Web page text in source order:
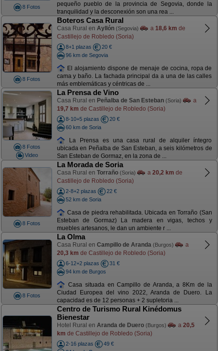
8 Fotos
pequeño pueblo de la provincia de Segovia, donde la
tranquilidad y la desconexión son una rea ...
8 Fotos
Boteros Casa Rural
Casa Rural en Ayllón (Segovia) a 18,6 km de
Castillejo de Robledo (Soria)
8+1 plazas
20 €
96 km de Segovia
El alojamiento dispone de menaje de cocina, ropa de
cama y baño. La fachada principal da a una de las calles
más emblemáticas y céntricas de ...
8 Fotos
Video
La Prensa de Vino
Casa Rural en Peñalba de San Esteban (Soria)
a
19,7 km de Castillejo de Robledo (Soria)
8-10+5 plazas
20 €
60 km de Soria
La Prensa es una casa rural de alquiler íntegro
ubicada en Peñalba de San Esteban, a seis kilómetros de
San Esteban de Gormaz, en la zona de ...
8 Fotos
La Morada de Soria
Casa Rural en Torraño (Soria) a 20,2 km de
Castillejo de Robledo (Soria)
2-8+2 plazas
22 €
52 km de Soria
Casa de piedra rehabilitada. Ubicada en Torraño (San
Esteban de Gormaz) La madera en vigas, techos y
muebles artesanos, le dan un ambiente r ...
8 Fotos
La Olma
Casa Rural en Campillo de Aranda (Burgos)
a
20,3 km de Castillejo de Robledo (Soria)
6-12+2 plazas
31 €
94 km de Burgos
Casa situada en Campillo de Aranda, a 8Km de la
Ciudad Europea del vino 2022, Aranda de Duero. La
capacidad es de 12 personas + 2 supletoria ...
Centro de Turismo Rural Kinédomus
Bienestar
Hotel Rural en Aranda de Duero (Burgos) a 20,5
km de Castillejo de Robledo (Soria)
2-16 plazas
49 €